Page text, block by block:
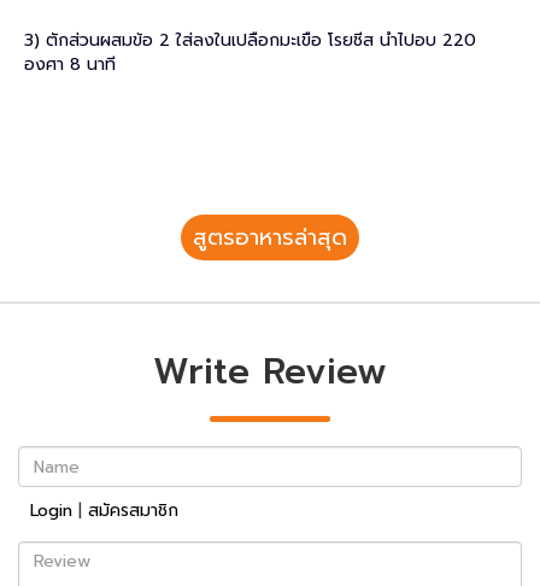
3) ตักส่วนผสมข้อ 2 ใส่ลงในเปลือกมะเขือ โรยชีส นำไปอบ 220
องศา 8 นาที
สูตรอาหารล่าสุด
Write Review
Name
Login | สมัครสมาชิก
Review